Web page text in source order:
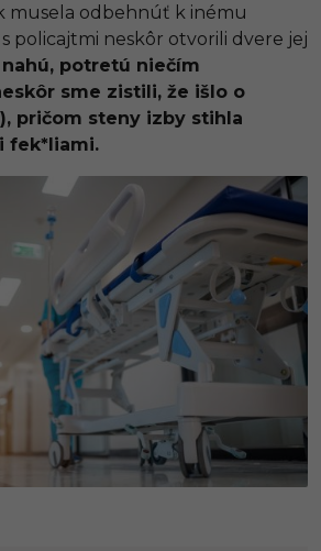
musela odbehnúť k inému
policajtmi neskôr otvorili dvere jej
potretú niečím
sme zistili, že išlo o
pričom steny izby stihla
fek*liami.